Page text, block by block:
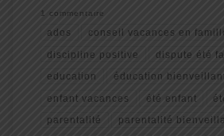
1 commentaire
ados conseil vacances en
discipline positive dispute été
education éducation
enfant vacances été enfant
parentalité parentalité